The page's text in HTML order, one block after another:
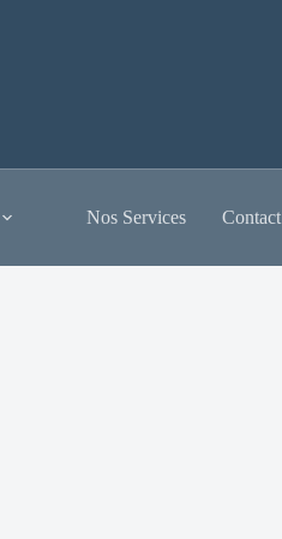
Nos Services Contact